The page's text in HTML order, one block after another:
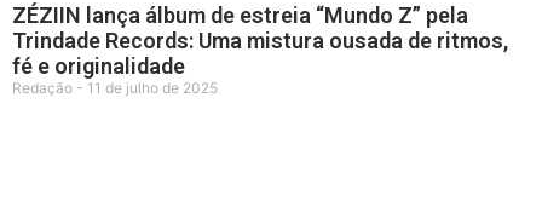
ZÉZIIN lança álbum de estreia “Mundo Z” pela
Trindade Records: Uma mistura ousada de ritmos,
fé e originalidade
Redação 11 de julho de 2025